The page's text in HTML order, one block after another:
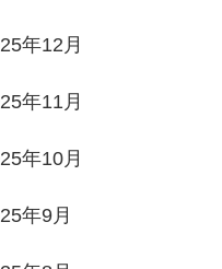
年12月
年11月
年10月
年9月